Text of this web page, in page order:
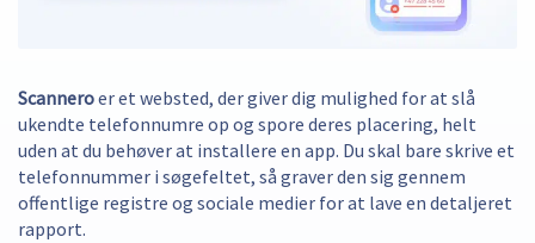
Scanneroer et websted, der giver dig mulighed for at slå
ukendte telefonnumre op og spore deres placering, helt
uden at du behøver at installere en app. Du skal bare skrive et
telefonnummer i søgefeltet, så graver den sig gennem
offentlige registre og sociale medier for at lave en detaljeret
rapport.